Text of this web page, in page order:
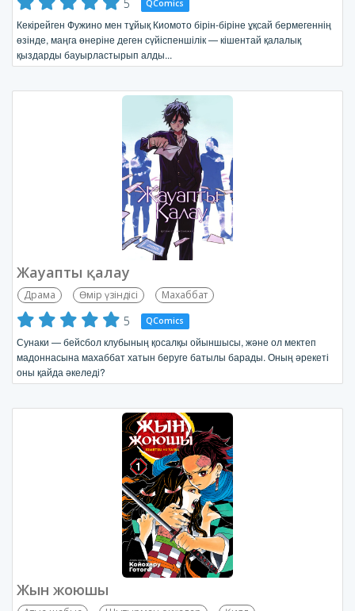
5 QComics
Кекірейген Фужино мен тұйық Киомото бірін-біріне ұқсай бермегеннің
өзінде, маңга өнеріне деген сүйіспеншілік — кішентай қалалық
қыздарды бауырластырып алды...
Жауапты қалау
Драма Өмір үзіндісі Махаббат
5 QComics
Сунаки — бейсбол клубының қосалқы ойыншысы, және ол мектеп
мадоннасына махаббат хатын беруге батылы барады. Оның әрекеті
оны қайда әкеледі?
Жын жоюшы